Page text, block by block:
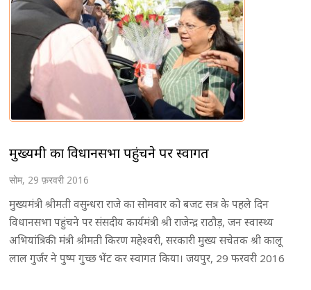
मुख्यमंत्री का विधानसभा पहुंचने पर स्वागत
सोम, 29 फ़रवरी 2016
मुख्यमंत्री श्रीमती वसुन्धरा राजे का सोमवार को बजट सत्र के पहले दिन
विधानसभा पहुंचने पर संसदीय कार्यमंत्री श्री राजेन्द्र राठौड़, जन स्वास्थ्य
अभियांत्रिकी मंत्री श्रीमती किरण महेश्वरी, सरकारी मुख्य सचेतक श्री कालू
लाल गुर्जर ने पुष्प गुच्छ भेंट कर स्वागत किया। जयपुर, 29 फरवरी 2016